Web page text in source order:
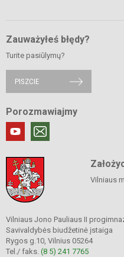
Zauważyłeś błędy?
Turite pasiūlymų?
PISZCIE
Porozmawiajmy
Vilniaus
Vilniaus Jono Pauliaus II
Savivaldybės biudžetinė įstaiga
Rygos g.10, Vilnius 05264
Tel./ faks. (8 5) 241 7765